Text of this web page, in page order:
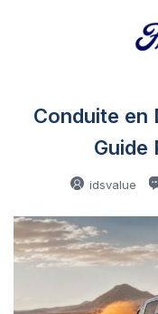
Conduite en
Guide
idsvalue